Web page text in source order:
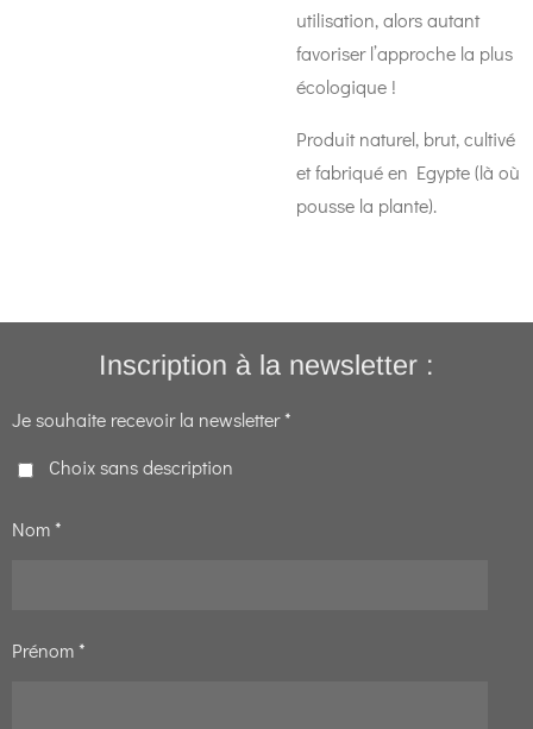
utilisation, alors autant
favoriser l’approche la plus
écologique !
Produit naturel, brut, cultivé
et fabriqué en Egypte (là où
pousse la plante).
Inscription à la newsletter :
Je souhaite recevoir la newsletter *
Choix sans description
Nom *
Prénom *